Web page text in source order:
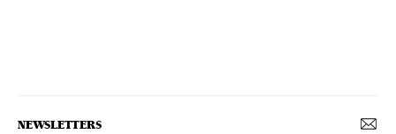
NEWSLETTERS